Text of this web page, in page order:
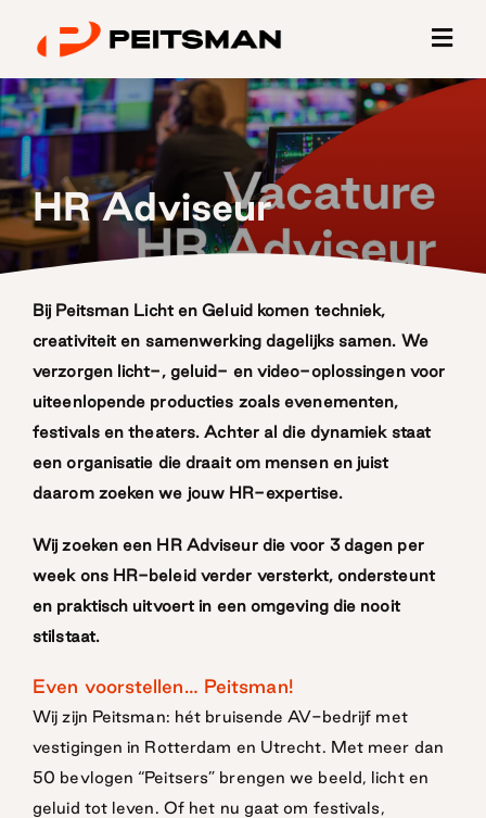
inhoud
HR Adviseur
Bij Peitsman Licht en Geluid komen techniek,
creativiteit en samenwerking dagelijks samen. We
verzorgen licht-, geluid- en video-oplossingen voor
uiteenlopende producties zoals evenementen,
festivals en theaters. Achter al die dynamiek staat
een organisatie die draait om mensen en juist
daarom zoeken we jouw HR-expertise.
Wij zoeken een HR Adviseur die voor 3 dagen per
week ons HR-beleid verder versterkt, ondersteunt
en praktisch uitvoert in een omgeving die nooit
stilstaat.
Even voorstellen… Peitsman!
Wij zijn Peitsman: hét bruisende AV-bedrijf met
vestigingen in Rotterdam en Utrecht. Met meer dan
50 bevlogen “Peitsers” brengen we beeld, licht en
geluid tot leven. Of het nu gaat om festivals,